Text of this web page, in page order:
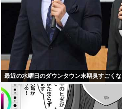
最近の水曜日のダウンタウン末期臭すごく